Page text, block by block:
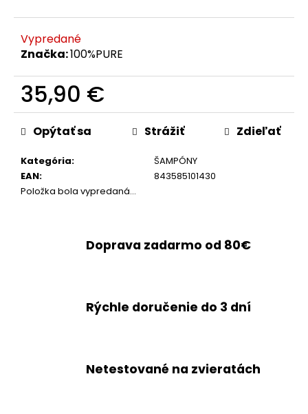
Vypredané
Značka:100%PURE
35,90 €
Jednotková
cena:
Kategória:
ŠAMPÓNY
EAN:
843585101430
Položka bola vypredaná…
Opýtať sa Strážiť Zdieľať
Doprava zadarmo od 80€
Rýchle doručenie do 3 dní
Netestované na zvieratách